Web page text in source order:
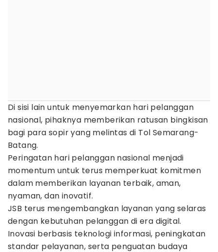
Di sisi lain untuk menyemarkan hari pelanggan
nasional, pihaknya memberikan ratusan bingkisan
bagi para sopir yang melintas di Tol Semarang-
Batang.
Peringatan hari pelanggan nasional menjadi
momentum untuk terus memperkuat komitmen
dalam memberikan layanan terbaik, aman,
nyaman, dan inovatif.
JSB terus mengembangkan layanan yang selaras
dengan kebutuhan pelanggan di era digital.
Inovasi berbasis teknologi informasi, peningkatan
standar pelayanan, serta penguatan budaya